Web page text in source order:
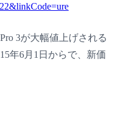
3が大幅値上げされる
年6月1日からで、新価